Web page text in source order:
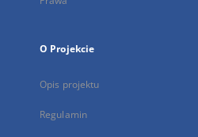
O Projekcie
Opis projektu
Regulamin